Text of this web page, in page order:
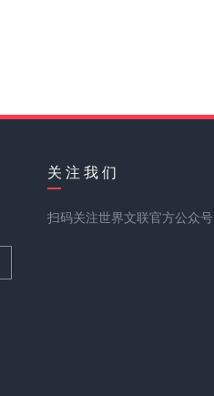
关 注 我 们
扫码关注世界文联官方公众号